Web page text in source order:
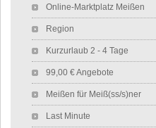
Online-Marktplatz Meißen
Region
Kurzurlaub 2 - 4 Tage
99,00 € Angebote
Meißen für Meiß(ss/s)ner
Last Minute